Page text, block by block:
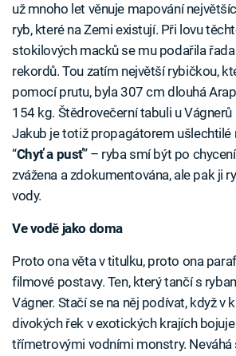
už mnoho let věnuje mapování
ryb, které na Zemi existují. Při lovu
stokilových macků se mu podařila
rekordů. Tou zatím největší rybičkou,
pomocí prutu, byla 307 cm dlouhá
154 kg. Štědrovečerní tabuli u Vágnerů
Jakub je totiž propagátorem ušlechtilé
“Chyť a pusť” – ryba smí být po
zvážena a zdokumentována, ale pak ji
vody.
Ve vodě jako doma
Proto ona věta v titulku, proto ona
filmové postavy. Ten, který tančí s
Vágner. Stačí se na něj podívat, když v
divokých řek v exotických krajích
třímetrovými vodními monstry.